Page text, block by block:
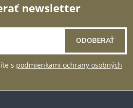
newsletter
s podmienkami ochrany osobných
ODOBERAŤ